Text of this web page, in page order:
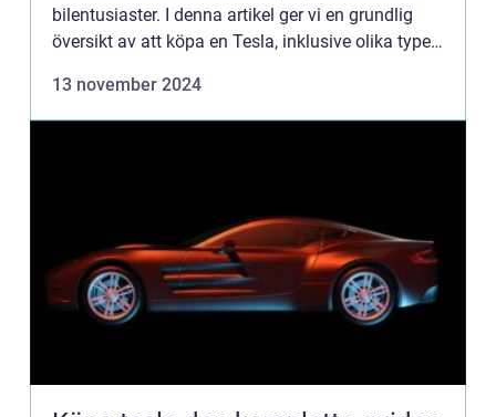
bilentusiaster. I denna artikel ger vi en grundlig
översikt av att köpa en Tesla, inklusive olika typer
13 november 2024